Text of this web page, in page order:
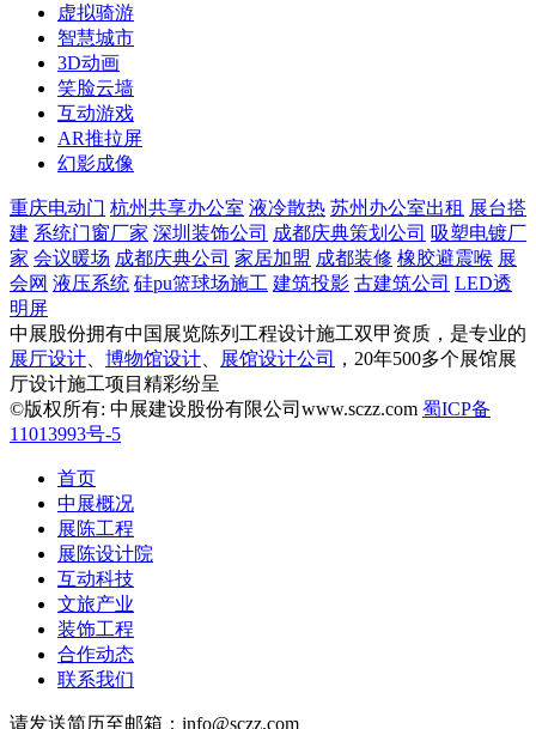
虚拟骑游
智慧城市
3D动画
笑脸云墙
互动游戏
AR推拉屏
幻影成像
重庆电动门 杭州共享办公室 液冷散热 苏州办公室出租 展台搭
建 系统门窗厂家 深圳装饰公司 成都庆典策划公司 吸塑电镀厂
家 会议暖场 成都庆典公司 家居加盟 成都装修 橡胶避震喉 展
会网 液压系统 硅pu篮球场施工 建筑投影 古建筑公司 LED透
明屏
中展股份拥有中国展览陈列工程设计施工双甲资质，是专业的
展厅设计
博物馆设计 展馆设计公司
，20年500多个展馆展
厅设计施工项目精彩纷呈
©版权所有: 中展建设股份有限公司www.sczz.com 蜀ICP备
11013993号-5
首页
中展概况
展陈工程
展陈设计院
互动科技
文旅产业
装饰工程
合作动态
联系我们
请发送简历至邮箱：info@sczz.com